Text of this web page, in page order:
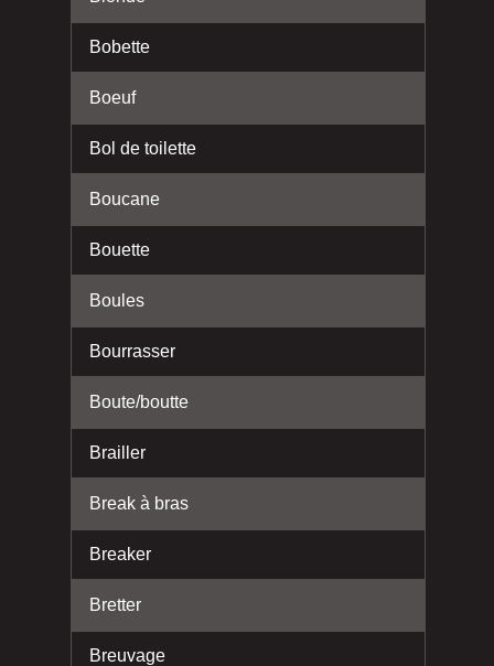
Bobette
Boeuf
Bol de toilette
Boucane
Bouette
Boules
Bourrasser
Boute/boutte
Brailler
Break à bras
Breaker
Bretter
Breuvage